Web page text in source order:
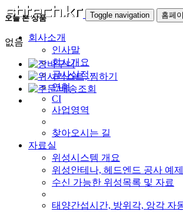
Toggle navigation 홈페
회사소개
인사말
회사개요
공사실적
연혁
CI
사업영역
찾아오시는 길
자료실
위성시스템 개요
위성안테나, 헤드엔드 공사 예제
수신 가능한 위성목록 및 자료
태양간섭시간, 방위각, 앙각 자
오늘 본 상품
없음